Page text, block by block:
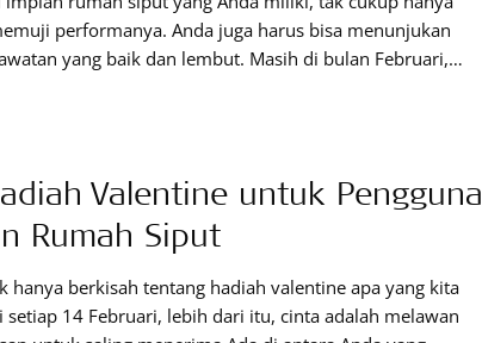
performanya. Anda juga harus bisa menunjukan
yang baik dan lembut. Masih di bulan Februari,
Valentine untuk Pengguna
Rumah Siput
hanya berkisah tentang hadiah valentine apa yang kita
setiap 14 Februari, lebih dari itu, cinta adalah melawan